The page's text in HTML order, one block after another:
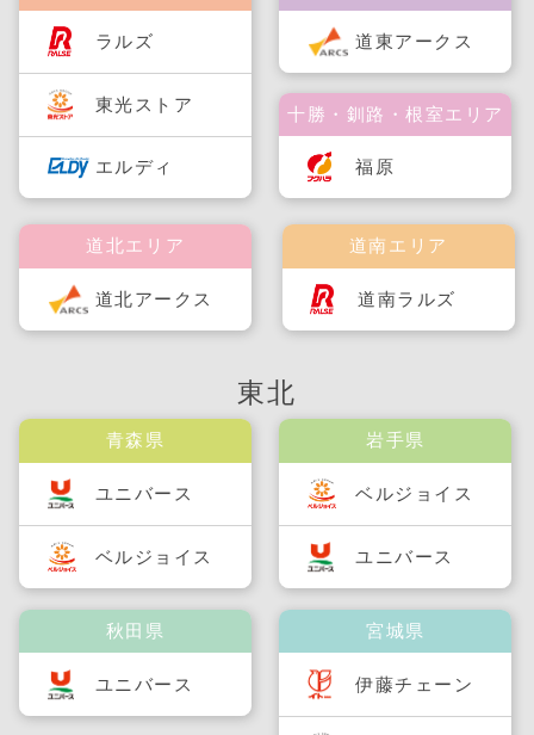
ラルズ
東光ストア
エルディ
道南エリア
道南ラルズ
道北エリア
道北アークス
道東アークス
十勝・釧路・根室エリア
福原
東北
青森県
ユニバース
ベルジョイス
秋田県
ユニバース
岩手県
ベルジョイス
ユニバース
宮城県
伊藤チェーン